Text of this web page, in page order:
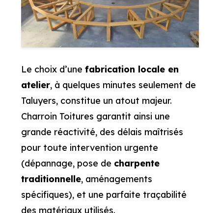
Le choix d’une fabrication locale en
atelier, à quelques minutes seulement de
Taluyers, constitue un atout majeur.
Charroin Toitures garantit ainsi une
grande réactivité, des délais maîtrisés
pour toute intervention urgente
(dépannage, pose de charpente
traditionnelle, aménagements
spécifiques), et une parfaite traçabilité
des matériaux utilisés.